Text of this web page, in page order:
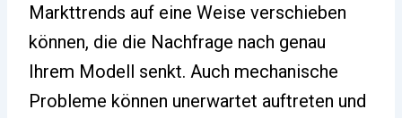
Markttrends auf eine Weise verschieben
können, die die Nachfrage nach genau
Ihrem Modell senkt. Auch mechanische
Probleme können unerwartet auftreten und